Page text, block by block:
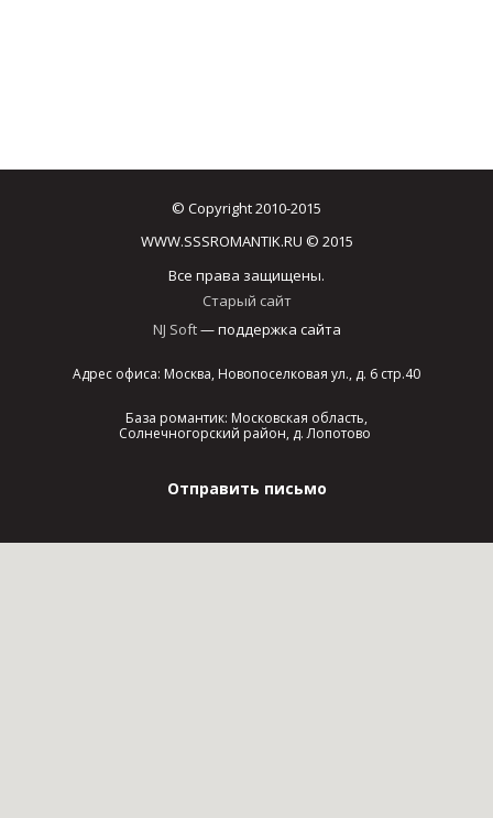
© Copyright 2010-2015
WWW.SSSROMANTIK.RU © 2015
Все права защищены.
Старый сайт
NJ Soft— поддержка сайта
Адрес офиса: Москва, Новопоселковая ул., д. 6 стр.40
База романтик: Московская область,
Солнечногорский район, д. Лопотово
Отправить письмо